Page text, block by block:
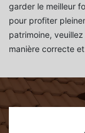
garder le meilleur
pour profiter
patrimoine,
manière correcte